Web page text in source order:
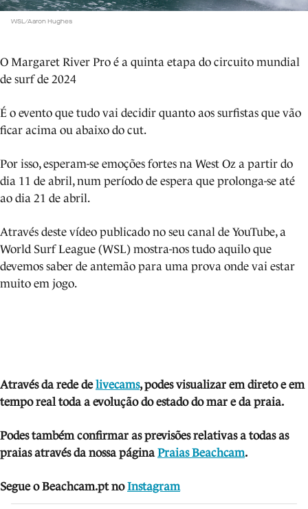
WSL/Aaron Hughes
O Margaret River Pro é a quinta etapa do circuito mundial
de surf de 2024
É o evento que tudo vai decidir quanto aos surfistas que vão
ficar acima ou abaixo do cut.
Por isso, esperam-se emoções fortes na West Oz a partir do
dia 11 de abril, num período de espera que prolonga-se até
ao dia 21 de abril.
Através deste vídeo publicado no seu canal de YouTube, a
World Surf League (WSL) mostra-nos tudo aquilo que
devemos saber de antemão para uma prova onde vai estar
muito em jogo.
Através da rede delivecams, podes visualizar em direto e em
tempo real toda a evolução do estado do mar e da praia.
Podes também confirmar as previsões relativas a todas as
praias através da nossa páginaPraias Beachcam.
Segue o Beachcam.pt no Instagram